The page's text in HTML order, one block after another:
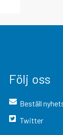
Följ oss
Beställ
Twitter